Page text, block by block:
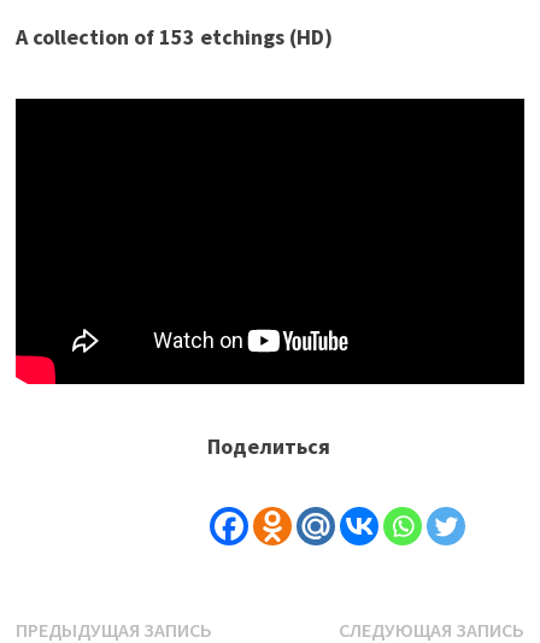
A collection of 153 etchings (HD)
Поделиться
Навигация
ПРЕДЫДУЩАЯ ЗАПИСЬПредыдущая
СЛЕДУЮЩАЯ ЗАПИСЬ